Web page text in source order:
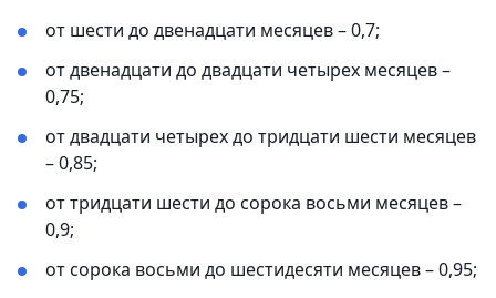
от шести до двенадцати месяцев – 0,7;
от двенадцати до двадцати четырех месяцев –
0,75;
от двадцати четырех до тридцати шести месяцев
– 0,85;
от тридцати шести до сорока восьми месяцев –
0,9;
от сорока восьми до шестидесяти месяцев – 0,95;